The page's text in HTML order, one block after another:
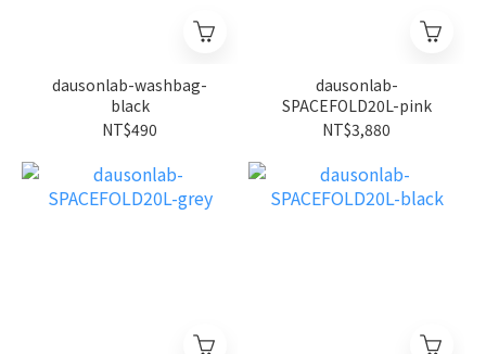
dausonlab-washbag-
black
NT$490
dausonlab-
SPACEFOLD20L-pink
NT$3,880